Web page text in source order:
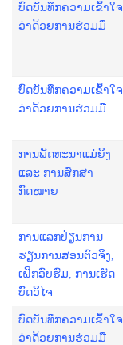
ບົດບັນທຶກຄວາມເຂົ້າໃຈ
ວ່າດ້ວຍການຮ່ວມມື
ບົດບັນທຶກຄວາມເຂົ້າໃຈ
ວ່າດ້ວຍການຮ່ວມມື
ການພັດທະນາແມ່ຍິງ
ແລະ ການສຶກສາ
ກົດໝາຍ
ການແລກປ່ຽນການ
ຮຽນການສອນຕົວຈິງ,
ເຝິກອົບຮົມ, ການເຮັດ
ບົດວິໄຈ
ບົດບັນທຶກຄວາມເຂົ້າໃຈ
ວ່າດ້ວຍການຮ່ວມມື